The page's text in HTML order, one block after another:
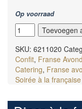
Op voorraad
Soirée
confit
de
canard
aantal
Toevoegen
SKU: 6211020
Confit, Franse Avond
Catering, Franse
Soirée à la française